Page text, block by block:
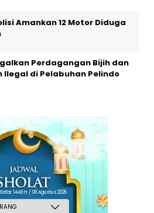
Amankan 12 Motor Diduga
Perdagangan Bijih dan
Ilegal di Pelabuhan Pelindo
1448 H / 08 Agustus 2026